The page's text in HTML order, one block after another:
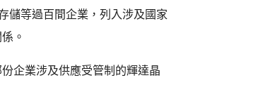
儲等過百間企業，列入涉及國家
。
企業涉及供應受管制的輝達晶